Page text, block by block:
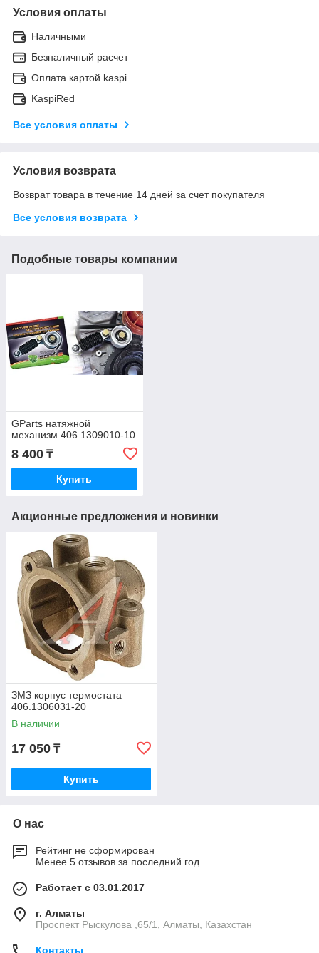
Условия оплаты
Наличными
Безналичный расчет
Оплата картой kaspi
KaspiRed
Все условия оплаты
Условия возврата
Возврат товара в течение 14 дней за счет покупателя
Все условия возврата
Подобные товары компании
GParts натяжной
механизм 406.1309010-10
8 400 ₸
Купить
Акционные предложения и новинки
ЗМЗ корпус термостата
406.1306031-20
В наличии
17 050 ₸
Купить
О нас
Рейтинг не сформирован
Менее 5 отзывов за последний год
Работает с 03.01.2017
г. Алматы
Проспект Рыскулова ,65/1, Алматы, Казахстан
Контакты